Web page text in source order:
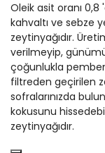
Oleik asit oranı
kahvaltı ve sebze
zeytinyağıdır.
verilmeyip,
çoğunlukla
filtreden geçirilen
sofralarınızda
kokusunu
zeytinyağıdır.